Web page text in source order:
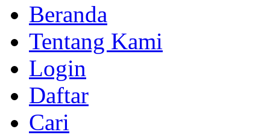
Beranda
Tentang Kami
Login
Daftar
Cari